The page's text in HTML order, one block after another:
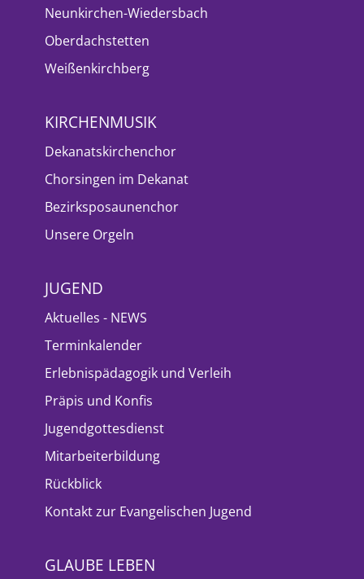
Neunkirchen-Wiedersbach
Oberdachstetten
Weißenkirchberg
KIRCHENMUSIK
Dekanatskirchenchor
Chorsingen im Dekanat
Bezirksposaunenchor
Unsere Orgeln
JUGEND
Aktuelles - NEWS
Terminkalender
Erlebnispädagogik und Verleih
Präpis und Konfis
Jugendgottesdienst
Mitarbeiterbildung
Rückblick
Kontakt zur Evangelischen Jugend
GLAUBE LEBEN